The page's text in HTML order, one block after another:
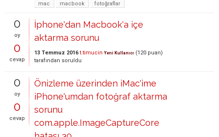
mac
macbook fotoğraflar
0
oy
0
cevap
İphone'dan Macbook'a içe
aktarma sorunu
13 Temmuz 2016 t.timucin Yeni Kullanıcı (120 puan)
tarafından soruldu
0
oy
0
cevap
Önizleme üzerinden iMac'ime
iPhone'umdan fotoğraf aktarma
sorunu
com.apple.ImageCaptureCore